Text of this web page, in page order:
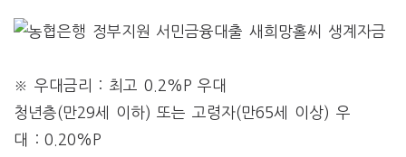
※ 우대금리 : 최고 0.2%P 우대
청년층(만29세 이하) 또는 고령자(만65세 이상) 우
대 : 0.20%P